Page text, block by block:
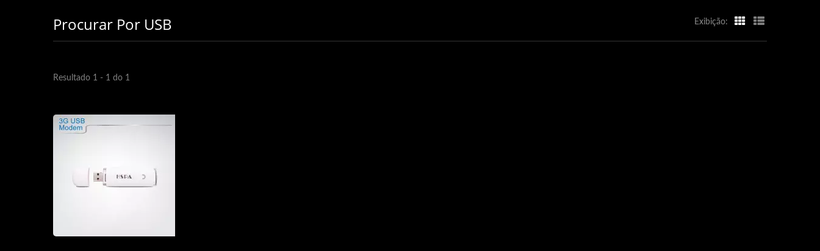
Procurar Por USB Exibição:
Resultado 1 - 1 do 1